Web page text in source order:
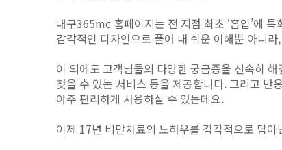
대구365mc 홈페이지는 전 지점 최초 ‘흡입’에
감각적인 디자인으로 풀어 내 쉬운 이해뿐 아니
이 외에도 고객님들의 다양한 궁금증을 신속히
찾을 수 있는 서비스 등을 제공합니다. 그리고 반
아주 편리하게 사용하실 수 있는데요.
이제 17년 비만치료의 노하우를 감각적으로 담